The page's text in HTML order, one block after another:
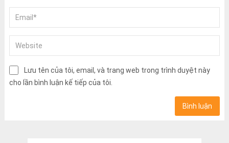
Lưu tên của tôi, email, và trang web trong trình duyệt này
cho lần bình luận kế tiếp của tôi.